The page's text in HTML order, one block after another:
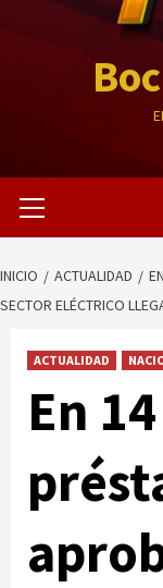
primario
INICIO ACTUALIDAD
SECTOR ELÉCTRICO
ACTUALIDAD
En